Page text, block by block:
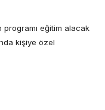
eğitim alacak
kişiye özel